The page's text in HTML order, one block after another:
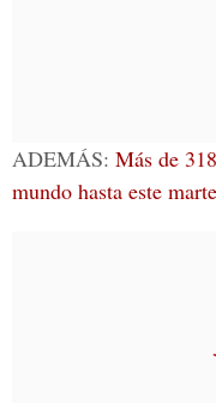
ADEMÁS: Más de
mundo hasta este